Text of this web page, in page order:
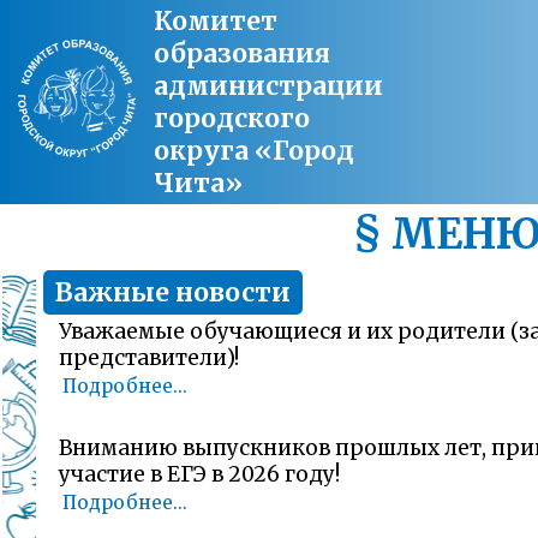
Комитет
образования
администрации
городского
округа «Город
Чита»
§
Важные новости
Уважаемые обучающиеся и их родители
представители)!
Подробнее...
Вниманию выпускников прошлых лет,
участие в ЕГЭ в 2026 году!
Подробнее...